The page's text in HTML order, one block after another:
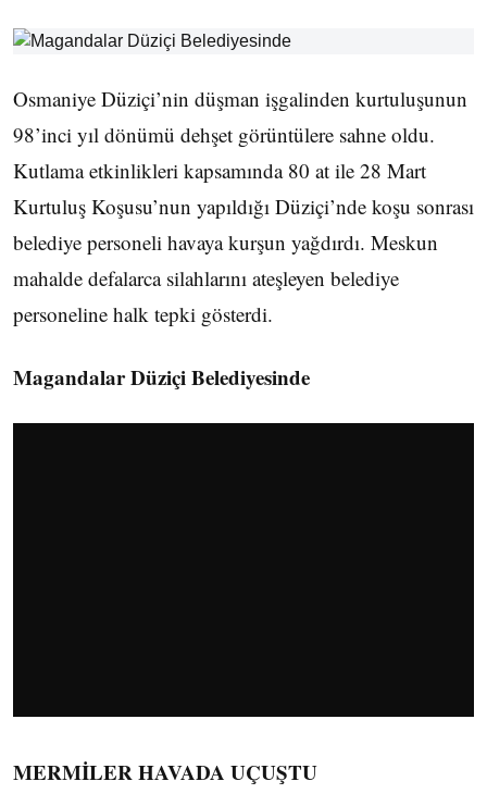
Osmaniye Düziçi’nin düşman işgalinden kurtuluşunun
98’inci yıl dönümü dehşet görüntülere sahne oldu.
Kutlama etkinlikleri kapsamında 80 at ile 28 Mart
Kurtuluş Koşusu’nun yapıldığı Düziçi’nde koşu sonrası
belediye personeli havaya kurşun yağdırdı. Meskun
mahalde defalarca silahlarını ateşleyen belediye
personeline halk tepki gösterdi.
Magandalar Düziçi Belediyesinde
MERMİLER HAVADA UÇUŞTU